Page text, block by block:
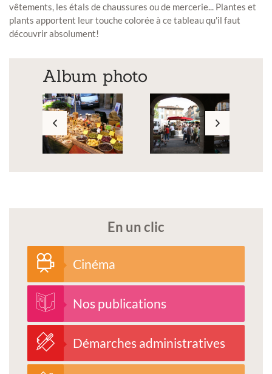
vêtements, les étals de chaussures ou de mercerie... Plantes et
plants apportent leur touche colorée à ce tableau qu'il faut
découvrir absolument!
Album photo
En un clic
Cinéma
Nos publications
Démarches administratives